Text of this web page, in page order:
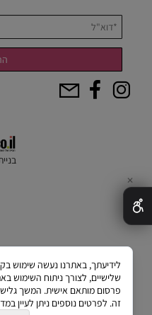
✕
שלישיים, לצורך ניתוח השימוש
פרסום מותאם אישית. המשך
זה. לפרטים נוספים ניתן לעיין